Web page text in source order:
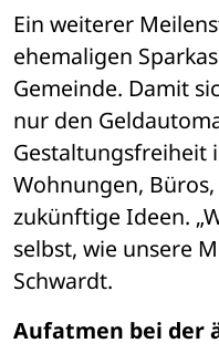
Ein weiterer
ehemaligen
Gemeinde. Damit
nur den
Gestaltungsfreiheit
Wohnungen,
zukünftige Ideen.
selbst, wie unsere
Schwardt.
Aufatmen bei der